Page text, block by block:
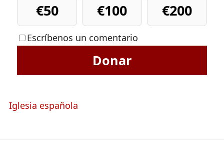
€50
€100 €200
Escríbenos un comentario
Donar
Iglesia española